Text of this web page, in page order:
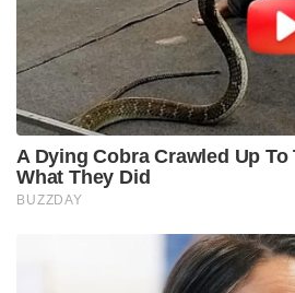
സംവിധാനങ്ങളെ ജാം ചെയ്യാൻ
,എല്ലാ സാഹചര്യങ്ങളിലും
കർമ്മനിരതമായി നിർത്താൻ S-
കഴിയുന്നു . വിവിധ
സംവിധാനങ്ങളെയും S-400
സംവിധാനത്തിൽ
ഒരു S-400 സംവിധാനത്തിന്റെ
സംവിധാനം .തീരെ താഴ്ന്നു
മിസൈലുകളിൽ നിന്നും .ദീർഘ